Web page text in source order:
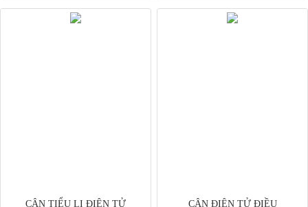
CÂN TIỂU LI ĐIỆN TỬ
CÂN ĐIỆN TỬ ĐIỀU